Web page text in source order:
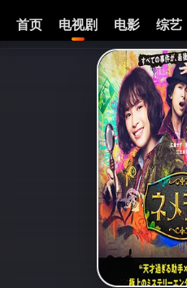
首页 电视剧 电影 综艺